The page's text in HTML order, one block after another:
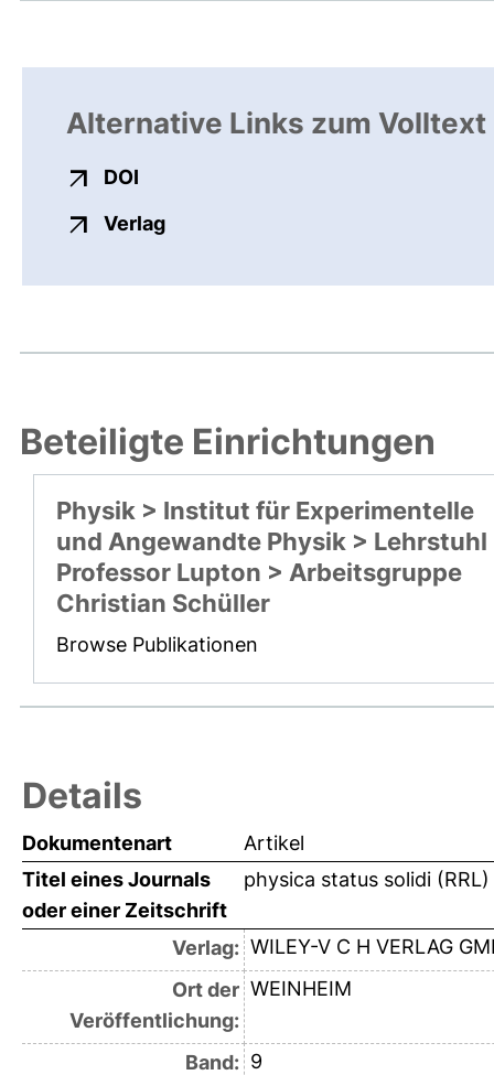
Alternative Links zum Volltext
DOI
Verlagexterner Link, öffnet neues
Beteiligte Einrichtungen
Physik > Institut für Experimentelle
und Angewandte Physik > Lehrstuhl
Professor Lupton > Arbeitsgruppe
Christian Schüller
Browse Publikationen
Details
Dokumentenart
Artikel
Titel eines Journals
oder einer Zeitschrift
physica status solidi
Verlag: WILEY-V C H VERLAG
Ort der
Veröffentlichung:
WEINHEIM
Band: 9